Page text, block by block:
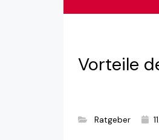
Vorteile
Ratgeber